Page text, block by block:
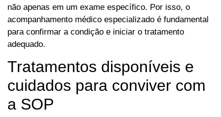
não apenas em um exame específico. Por isso, o
acompanhamento médico especializado é fundamental
para confirmar a condição e iniciar o tratamento
adequado.
Tratamentos disponíveis e
cuidados para conviver com
a SOP